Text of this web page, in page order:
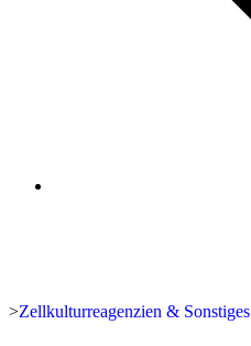
>Zellkulturreagenzien & Sonstiges